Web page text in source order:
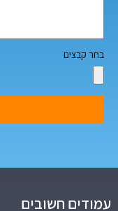
בחר קבצים
עמודים חשובים